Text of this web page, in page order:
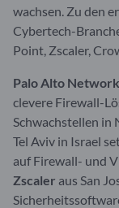
wachsen. Zu den
Cybertech-
Point, Zscaler,
Palo Alto
clevere Firewall-
Schwachstellen in
Tel Aviv in Israel
auf Firewall- und
Zscaler aus San